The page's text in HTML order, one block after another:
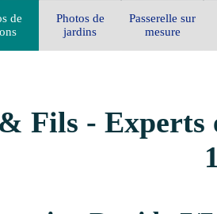
de
Photos de
jardins
Passerelle sur
mesure
Fils - Experts